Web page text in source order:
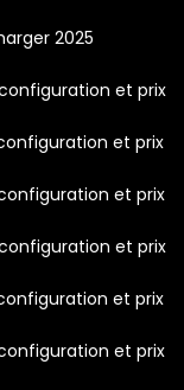
2025
et prix
et prix
et prix
et prix
et prix
et prix